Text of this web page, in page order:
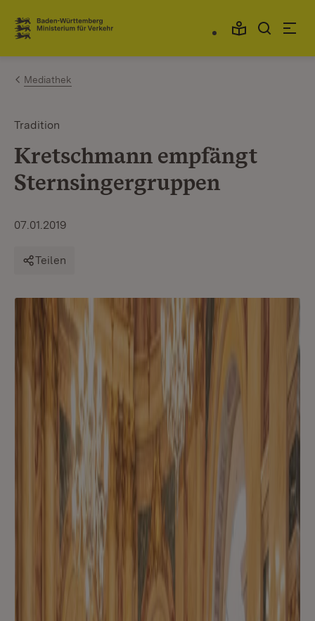
Zum Inhalt springen
Link zur Startseite
Mediathek
Tradition
Kretschmann empfängt
Sternsingergruppen
07.01.2019
Teilen